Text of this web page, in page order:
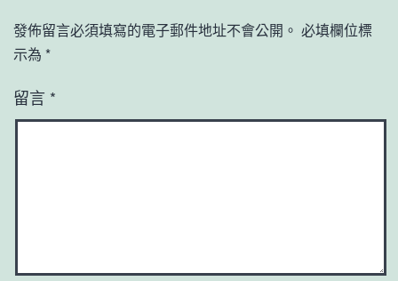
發佈留言必須填寫的電子郵件地址不會公開。 必填欄位標
示為 *
留言 *